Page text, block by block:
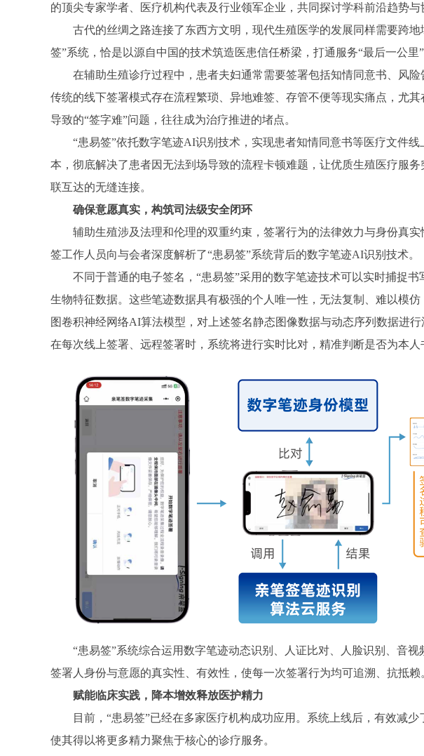
的顶尖专家学者、医疗机构代表及行业领军企业，共同探讨学科前沿趋势与
古代的丝绸之路连接了东西方文明，现代生殖医学的发展同样需要跨
签”系统，恰是以源自中国的技术筑造医患信任桥梁，打通服务“最后一公里”
在辅助生殖诊疗过程中，患者夫妇通常需要签署包括知情同意书、风
传统的线下签署模式存在流程繁琐、异地难签、存管不便等现实痛点，尤
导致的“签字难”问题，往往成为治疗推进的堵点。
“患易签”依托数字笔迹AI识别技术，实现患者知情同意书等医疗文件
本，彻底解决了患者因无法到场导致的流程卡顿难题，让优质生殖医疗服
联互达的无缝连接。
确保意愿真实，构筑司法级安全闭环
辅助生殖涉及法理和伦理的双重约束，签署行为的法律效力与身份真
签工作人员向与会者深度解析了“患易签”系统背后的数字笔迹AI识别技术。
不同于普通的电子签名，“患易签”采用的数字笔迹技术可以实时捕捉
生物特征数据。这些笔迹数据具有极强的个人唯一性，无法复制、难以模
图卷积神经网络AI算法模型，对上述签名静态图像数据与动态序列数据进行
在每次线上签署、远程签署时，系统将进行实时比对，精准判断是否为本
“患易签”系统综合运用数字笔迹动态识别、人证比对、人脸识别、音
签署人身份与意愿的真实性、有效性，使每一次签署行为均可追溯、抗抵赖
赋能临床实践，降本增效释放医护精力
目前，“患易签”已经在多家医疗机构成功应用。系统上线后，有效减
使其得以将更多精力聚焦于核心的诊疗服务。